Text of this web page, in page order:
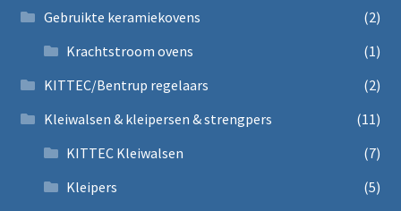
Gebruikte keramiekovens
(2)
Krachtstroom ovens
(1)
KITTEC/Bentrup regelaars
(2)
Kleiwalsen & kleipersen & strengpers
(11)
KITTEC Kleiwalsen
(7)
Kleipers
(5)